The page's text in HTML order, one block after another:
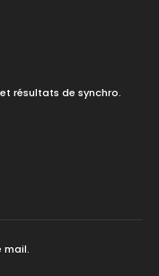
résultats de synchro.
mail.